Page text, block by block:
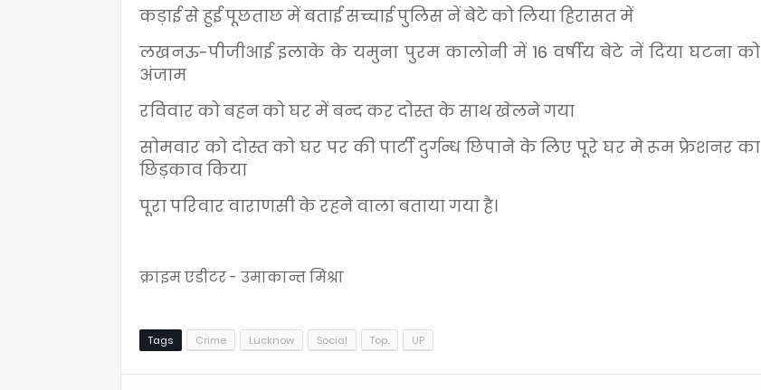
कड़ाई से हुई पूछताछ में बताई सच्चाई पुलिस नें बेटे को लिया हिरासत में
लखनऊ-पीजीआई इलाके के यमुना पुरम कालोनी में 16 वर्षीय बेटे नें दिया घटना को
अंजाम
रविवार को बहन को घर में बन्द कर दोस्त के साथ खेलने गया
सोमवार को दोस्त को घर पर की पार्टी दुर्गन्ध छिपाने के लिए पूरे घर मे रूम फ्रेशनर का
छिड़काव किया
पूरा परिवार वाराणसी के रहने वाला बताया गया है।
क्राइम एडीटर - उमाकान्त मिश्रा
Tags Crime Lucknow Social Top. UP